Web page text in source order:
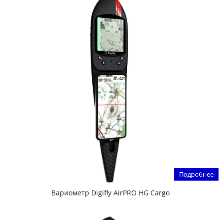
Подробнее
Вариометр Digifly AirPRO HG Cargo